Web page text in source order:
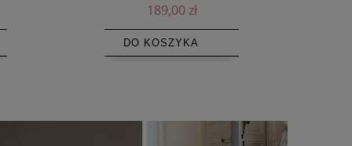
189,00 zł
DO KOSZYKA